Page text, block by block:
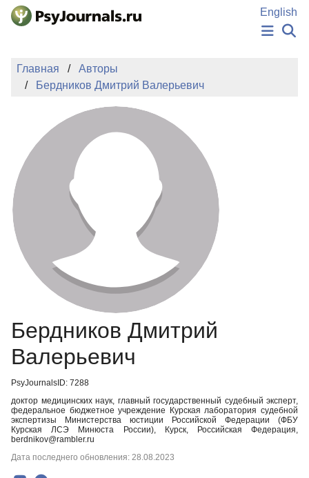
Перейти к основному содержанию
English
ИЗДАНИЯ
АВТОРЫ
ПОДАТЬ РУКОПИСЬ
БАЗА ЗНАНИЙ
КЛЮЧЕВЫЕ СЛОВА
Регистрация
Главная
Авторы
Бердников Дмитрий Валерьевич
Бердников Дмитрий
Валерьевич
PsyJournalsID: 7288
доктор медицинских наук, главный государственный судебный эксперт,
федеральное бюджетное учреждение Курская лаборатория судебной
экспертизы Министерства юстиции Российской Федерации (ФБУ
Курская ЛСЭ Минюста России), Курск, Российская Федерация,
berdnikov@rambler.ru
Дата последнего обновления: 28.08.2023